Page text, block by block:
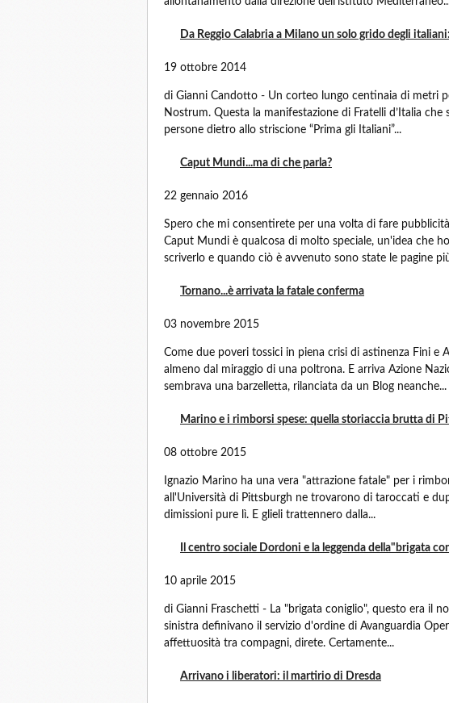
Da Reggio Calabria a Milano un solo grido degli
19 ottobre 2014
di Gianni Candotto - Un corteo lungo centinaia di metri
Nostrum. Questa la manifestazione di Fratelli d’Italia
persone dietro allo striscione “Prima gli Italiani”...
Caput Mundi...ma di che parla?
22 gennaio 2016
Spero che mi consentirete per una volta di fare
Caput Mundi è qualcosa di molto speciale, un'idea che
scriverlo e quando ciò è avvenuto sono state le pagine
Tornano...è arrivata la fatale conferma
03 novembre 2015
Come due poveri tossici in piena crisi di astinenza Fini e
almeno dal miraggio di una poltrona. E arriva Azione
sembrava una barzelletta, rilanciata da un Blog neanche...
Marino e i rimborsi spese: quella storiaccia brutta di
08 ottobre 2015
Ignazio Marino ha una vera "attrazione fatale" per i
all'Università di Pittsburgh ne trovarono di taroccati e
dimissioni pure lì. E glieli trattennero dalla...
Il centro sociale Dordoni e la leggenda della"brigata
10 aprile 2015
di Gianni Fraschetti - La "brigata coniglio", questo era il
sinistra definivano il servizio d'ordine di Avanguardia
affettuosità tra compagni, direte. Certamente...
Arrivano i liberatori: il martirio di Dresda